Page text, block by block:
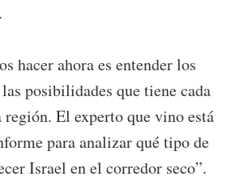
hacer ahora es entender los
posibilidades que tiene cada
región. El experto que vino está
para analizar qué tipo de
Israel en el corredor seco”.